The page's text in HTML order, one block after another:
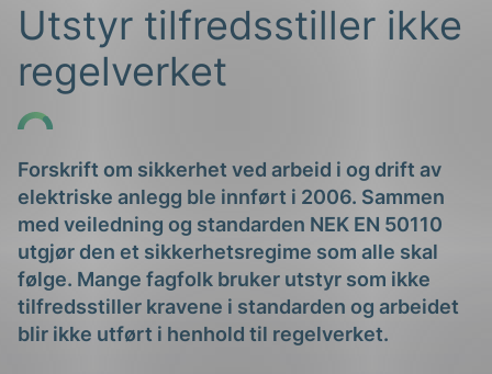
Utstyr tilfredsstiller ikke
regelverket
Forskrift om sikkerhet ved arbeid i og drift av
elektriske anlegg ble innført i 2006. Sammen
med veiledning og standarden NEK EN 50110
utgjør den et sikkerhetsregime som alle skal
følge. Mange fagfolk bruker utstyr som ikke
tilfredsstiller kravene i standarden og arbeidet
blir ikke utført i henhold til regelverket.